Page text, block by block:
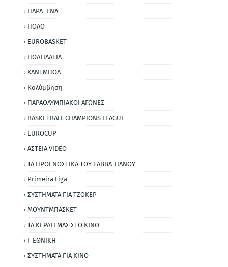
ΠΑΡΑΞΕΝΑ
ΠΟΛΟ
EUROBASKET
ΠΟΔΗΛΑΣΙΑ
ΧΑΝΤΜΠΟΛ
Κολύμβηση
ΠΑΡΑΟΛΥΜΠΙΑΚΟΙ ΑΓΩΝΕΣ
BASKETBALL CHAMPIONS LEAGUE
EUROCUP
ΑΣΤΕΙΑ VIDEO
ΤΑ ΠΡΟΓΝΩΣΤΙΚΑ ΤΟΥ ΣΑΒΒΑ-ΠΑΝΟΥ
Primeira Liga
ΣΥΣΤΗΜΑΤΑ ΓΙΑ ΤΖΟΚΕΡ
ΜΟΥΝΤΜΠΑΣΚΕΤ
ΤΑ ΚΕΡΔΗ ΜΑΣ ΣΤΟ ΚΙΝΟ
Γ ΕΘΝΙΚΗ
ΣΥΣΤΗΜΑΤΑ ΓΙΑ ΚΙΝΟ